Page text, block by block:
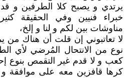
يرتدي و يصبح كلا الطرفين و
خبراء فنيين وفي الحقيقة
مناوشات بين لكم و لنا و إلخ،
لا تعاتبوني إن قلت أن هناك
نوع من الانتحال المُرضي لأي
كعب و لا قدم غير التقمص بنوع
كرها قافزين معه على موافقة